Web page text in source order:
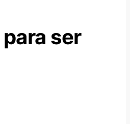
ser